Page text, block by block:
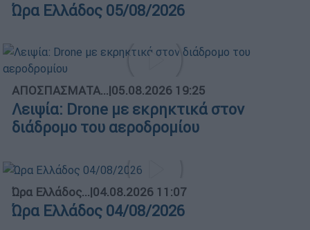
Ώρα Ελλάδος 05/08/2026
ΑΠΟΣΠΑΣΜΑΤΑ...|05.08.2026 19:25
Λειψία: Drone με εκρηκτικά στον
διάδρομο του αεροδρομίου
Ώρα Ελλάδος...|04.08.2026 11:07
Ώρα Ελλάδος 04/08/2026